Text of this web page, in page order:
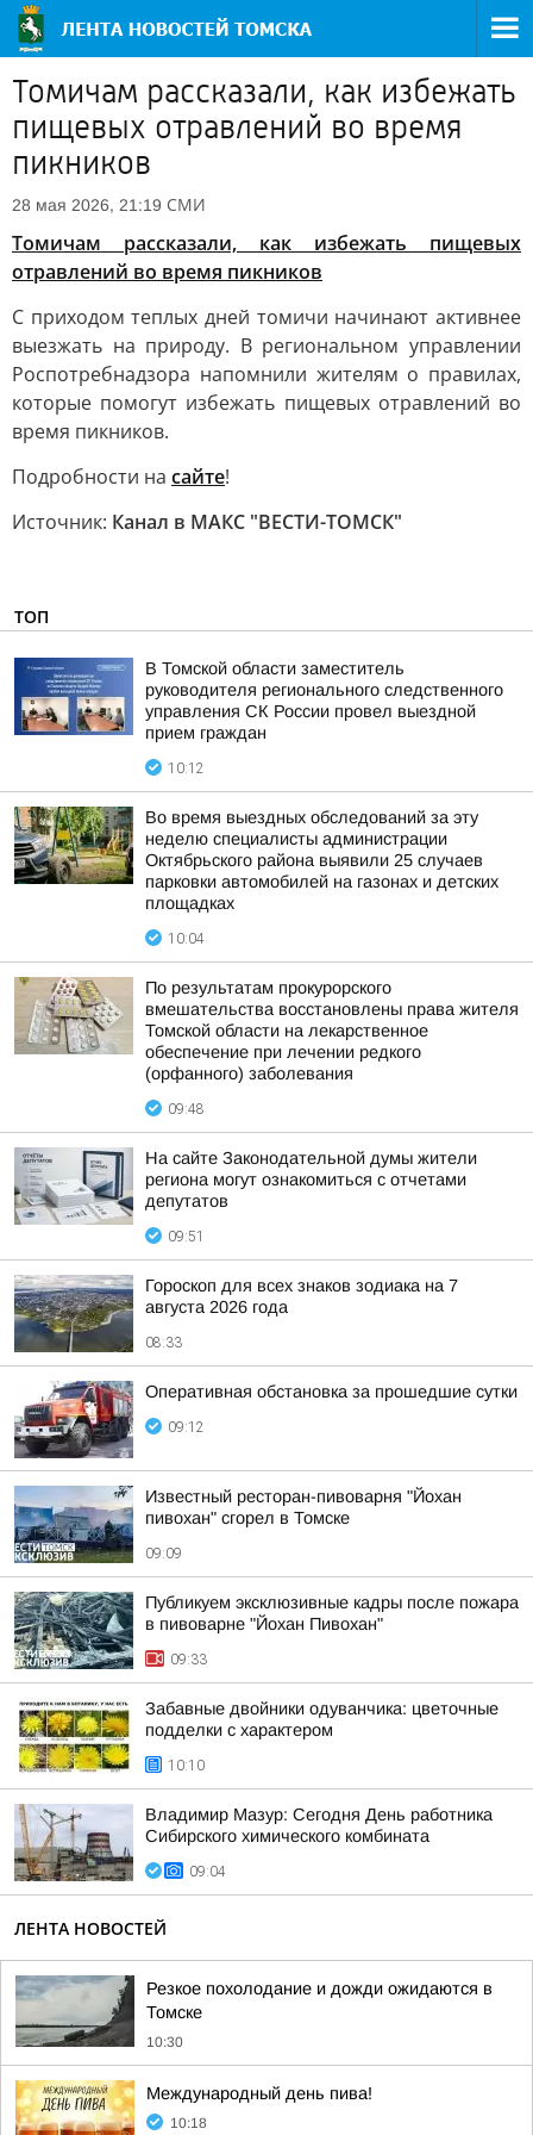
Томичам рассказали, как избежать
пищевых отравлений во время
пикников
28 мая 2026, 21:19 СМИ
Томичам рассказали, как избежать пищевых
отравлений во время пикников
С приходом теплых дней томичи начинают активнее
выезжать на природу. В региональном управлении
Роспотребнадзора напомнили жителям о правилах,
которые помогут избежать пищевых отравлений во
время пикников.
Подробности на сайте!
Источник: Канал в МАКС "ВЕСТИ-ТОМСК"
ТОП
В Томской области заместитель
руководителя регионального следственного
управления СК России провел выездной
прием граждан
10:12
Во время выездных обследований за эту
неделю специалисты администрации
Октябрьского района выявили 25 случаев
парковки автомобилей на газонах и детских
площадках
10:04
По результатам прокурорского
вмешательства восстановлены права жителя
Томской области на лекарственное
обеспечение при лечении редкого
(орфанного) заболевания
09:48
На сайте Законодательной думы жители
региона могут ознакомиться с отчетами
депутатов
09:51
Гороскоп для всех знаков зодиака на 7
августа 2026 года
08:33
Оперативная обстановка за прошедшие сутки
09:12
Известный ресторан-пивоварня "Йохан
пивохан" сгорел в Томске
09:09
Публикуем эксклюзивные кадры после пожара
в пивоварне "Йохан Пивохан"
09:33
Забавные двойники одуванчика: цветочные
подделки с характером
10:10
Владимир Мазур: Сегодня День работника
Сибирского химического комбината
09:04
ЛЕНТА НОВОСТЕЙ
Резкое похолодание и дожди ожидаются в
Томске
10:30
Международный день пива!
10:18